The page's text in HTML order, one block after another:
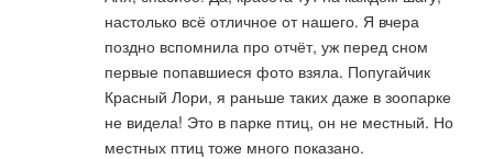
настолько всё отличное от нашего. Я вчера
поздно вспомнила про отчёт, уж перед сном
первые попавшиеся фото взяла. Попугайчик
Красный Лори, я раньше таких даже в зоопарке
не видела! Это в парке птиц, он не местный. Но
местных птиц тоже много показано.